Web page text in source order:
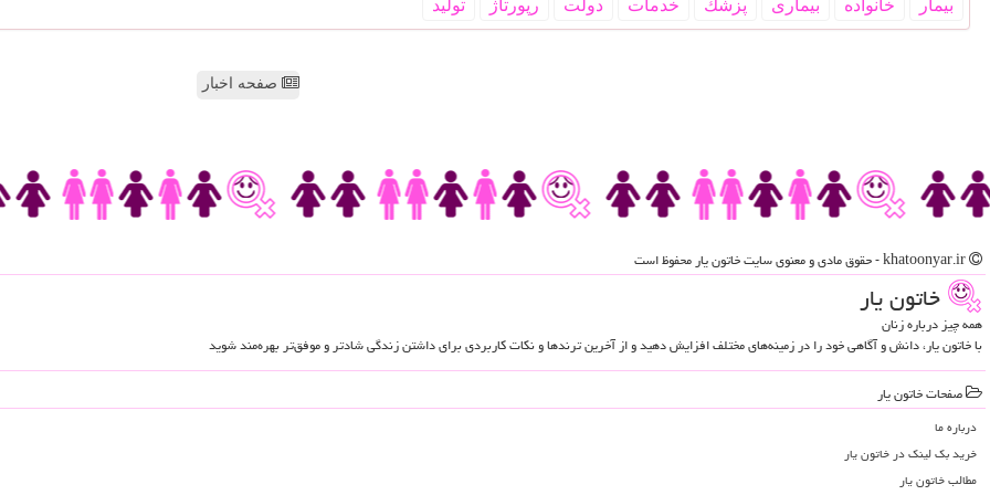
بیمار خانواده بیماری پزشك خدمات دولت رپورتاژ تولید
صفحه اخبار
خاتون یار
همه چیز درباره زنان
با خاتون یار، دانش و آگاهی خود را در زمینه‌های مختلف افزایش دهید و از آخرین ترندها و نکات کاربردی برای داشتن زندگی شادتر و موفق‌تر بهره‌مند شوید
صفحات خاتون یار
درباره ما
خرید بک لینک در خاتون یار
مطالب خاتون یار